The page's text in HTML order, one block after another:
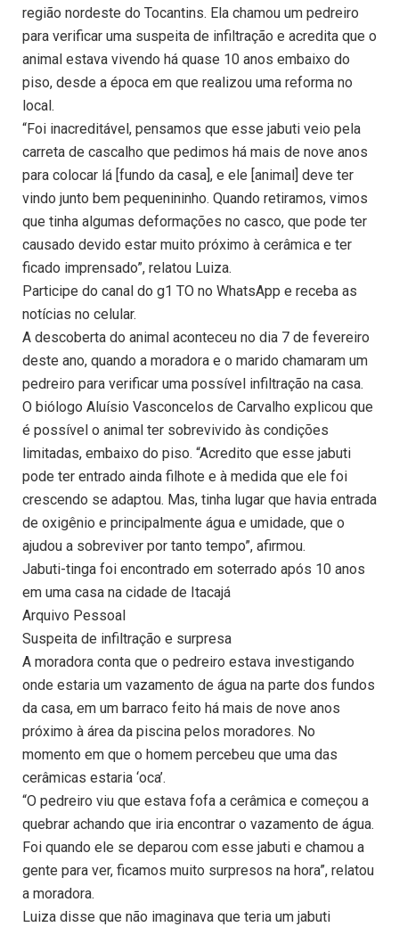
região nordeste do Tocantins. Ela chamou um pedreiro
para verificar uma suspeita de infiltração e acredita que o
animal estava vivendo há quase 10 anos embaixo do
piso, desde a época em que realizou uma reforma no
local.
“Foi inacreditável, pensamos que esse jabuti veio pela
carreta de cascalho que pedimos há mais de nove anos
para colocar lá [fundo da casa], e ele [animal] deve ter
vindo junto bem pequenininho. Quando retiramos, vimos
que tinha algumas deformações no casco, que pode ter
causado devido estar muito próximo à cerâmica e ter
ficado imprensado”, relatou Luiza.
Participe do canal do g1 TO no WhatsApp e receba as
notícias no celular.
A descoberta do animal aconteceu no dia 7 de fevereiro
deste ano, quando a moradora e o marido chamaram um
pedreiro para verificar uma possível infiltração na casa.
O biólogo Aluísio Vasconcelos de Carvalho explicou que
é possível o animal ter sobrevivido às condições
limitadas, embaixo do piso. “Acredito que esse jabuti
pode ter entrado ainda filhote e à medida que ele foi
crescendo se adaptou. Mas, tinha lugar que havia entrada
de oxigênio e principalmente água e umidade, que o
ajudou a sobreviver por tanto tempo”, afirmou.
Jabuti-tinga foi encontrado em soterrado após 10 anos
em uma casa na cidade de Itacajá
Arquivo Pessoal
Suspeita de infiltração e surpresa
A moradora conta que o pedreiro estava investigando
onde estaria um vazamento de água na parte dos fundos
da casa, em um barraco feito há mais de nove anos
próximo à área da piscina pelos moradores. No
momento em que o homem percebeu que uma das
cerâmicas estaria ‘oca’.
“O pedreiro viu que estava fofa a cerâmica e começou a
quebrar achando que iria encontrar o vazamento de água.
Foi quando ele se deparou com esse jabuti e chamou a
gente para ver, ficamos muito surpresos na hora”, relatou
a moradora.
Luiza disse que não imaginava que teria um jabuti